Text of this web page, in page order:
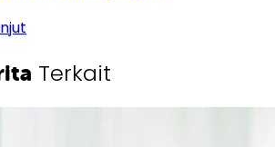
Terkait